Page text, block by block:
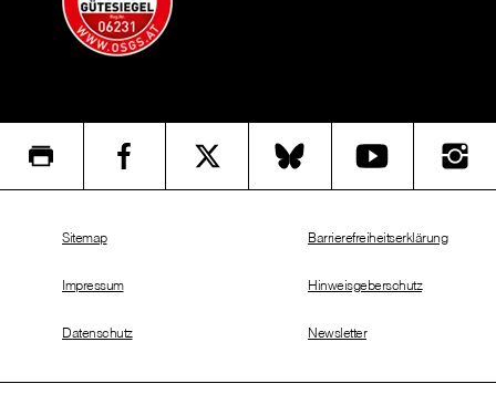
Sitemap
Impressum
Datenschutz
Barrierefreiheitserklärung
Hinweisgeberschutz
Newsletter